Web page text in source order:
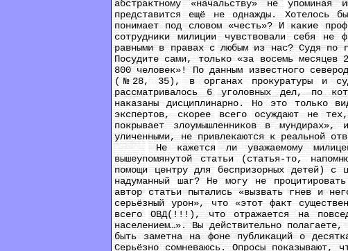
абстрактному «начальству» не
представится ещё не однажды. Хотелось
понимает под словом «честь»? И какие
сотрудники милиции чувствовали себя не
равными в правах с любым из нас? Судя по
Посудите сами, только «за восемь месяцев
800 человек»! По данным известного
(№28, 35), в органах прокуратуры и
рассматривалось 6 уголовных дел, по
наказаны дисциплинарно. Но это только
экспертов, скорее всего осуждают не
покрывает злоумышленников в мундирах»,
уличенными, не привлекаются к реальной
Не кажется ли уважаемому
вышеупомянутой статьи (статья-то,
помощи центру для беспризорных детей) с
надуманный шаг? Не могу не
автор статьи пытались «вызвать гнев и
серьёзный урон», что «этот факт
всего ОВД(!!!), что отражается на
населением…». Вы действительно
быть заметна на фоне публикаций о
Серьёзно сомневаюсь. Опросы показывают,